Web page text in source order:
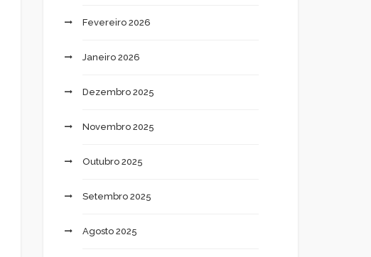
Fevereiro 2026
Janeiro 2026
Dezembro 2025
Novembro 2025
Outubro 2025
Setembro 2025
Agosto 2025